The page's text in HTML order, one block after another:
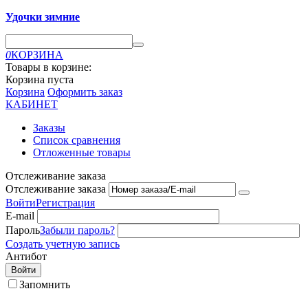
Удочки зимние
0КОРЗИНА
Товары в корзине:
Корзина пуста
Корзина Оформить заказ
КАБИНЕТ
Заказы
Список сравнения
Отложенные товары
Отслеживание заказа
Отслеживание заказа
ВойтиРегистрация
E-mail
ПарольЗабыли пароль?
Создать учетную запись
Антибот
Войти
Запомнить